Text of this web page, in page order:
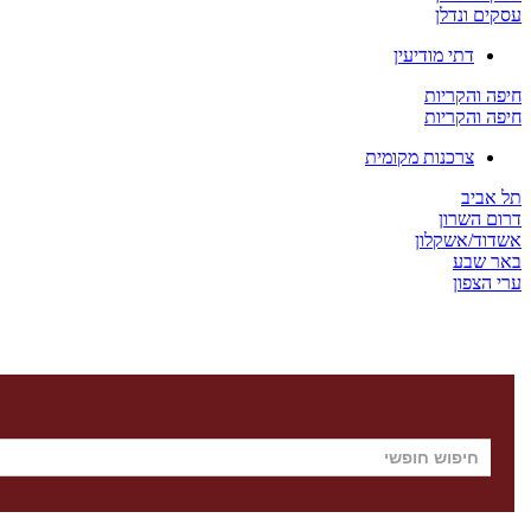
עסקים ונדלן
דתי מודיעין
חיפה והקריות
חיפה והקריות
צרכנות מקומית
תל אביב
דרום השרון
אשדוד/אשקלון
באר שבע
ערי הצפון